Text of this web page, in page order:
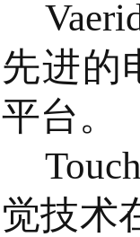
先进的
平台。
觉技术